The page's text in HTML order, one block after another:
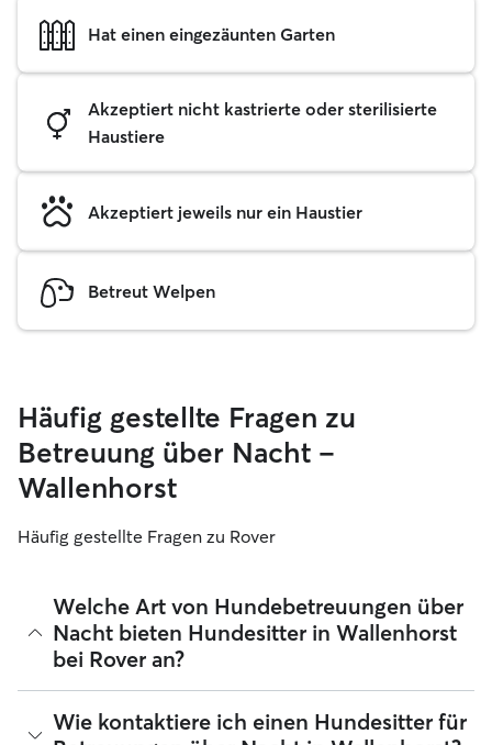
Hat einen eingezäunten Garten
Akzeptiert nicht kastrierte oder sterilisierte
Haustiere
Akzeptiert jeweils nur ein Haustier
Betreut Welpen
Häufig gestellte Fragen zu
Betreuung über Nacht –
Wallenhorst
Häufig gestellte Fragen zu Rover
Welche Art von Hundebetreuungen über
Nacht bieten Hundesitter in Wallenhorst
bei Rover an?
Mit Rover findest du ganz leicht Hundesitter für
Betreuungen über Nacht in Wallenhorst, die sich in ihrem
Wie kontaktiere ich einen Hundesitter für